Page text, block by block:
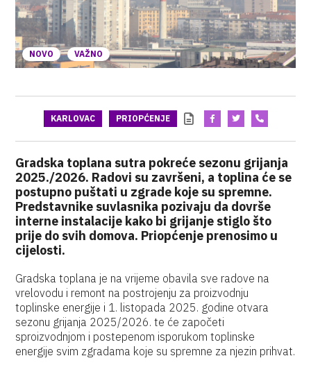
NOVO VAŽNO
KARLOVAC PRIOPĆENJE
Gradska toplana sutra pokreće sezonu grijanja
2025./2026. Radovi su završeni, a toplina će se
postupno puštati u zgrade koje su spremne.
Predstavnike suvlasnika pozivaju da dovrše
interne instalacije kako bi grijanje stiglo što
prije do svih domova. Priopćenje prenosimo u
cijelosti.
Gradska toplana je na vrijeme obavila sve radove na
vrelovodu i remont na postrojenju za proizvodnju
toplinske energije i 1. listopada 2025. godine otvara
sezonu grijanja 2025/2026. te će započeti
sproizvodnjom i postepenom isporukom toplinske
energije svim zgradama koje su spremne za njezin prihvat.